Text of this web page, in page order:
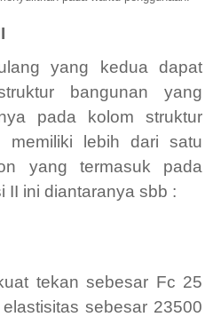
yang kedua dapat
bangunan yang
pada kolom struktur
memiliki lebih dari satu
yang termasuk pada
II ini diantaranya sbb :
tekan sebesar Fc 25
sebesar 23500